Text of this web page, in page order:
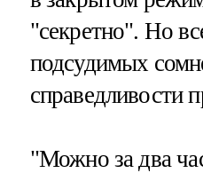
"секретно". Но
подсудимых
справедливости
"Можно за два